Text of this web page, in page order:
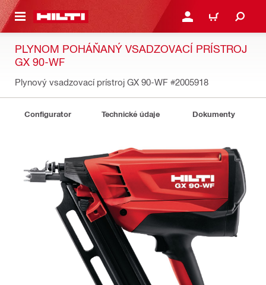
HLAVNÝ OBSAH PRIHLÁSIŤ ALEBO
KOŠÍK
PLYNOM POHÁŇANÝ VSADZOVACÍ PRÍSTROJ
GX 90-WF
Plynový vsadzovací prístroj GX 90-WF #2005918
Configurator Technické údaje Dokumenty